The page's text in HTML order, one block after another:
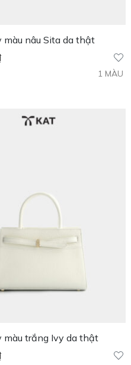
màu nâu Sita da thật
1 MÀU
màu trắng Ivy da thật